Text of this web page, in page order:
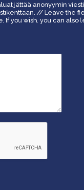
jättää anonyymin
// Leave the
If you wish, you can also